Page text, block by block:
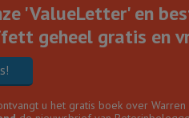
'ValueLetter' en
geheel gratis en
u het gratis boek over